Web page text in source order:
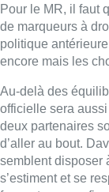
Pour le MR, il faut
de marqueurs à
politique
encore mais les
Au-delà des
officielle sera
deux partenaires
d’aller au bout.
semblent disposer
s’estiment et se